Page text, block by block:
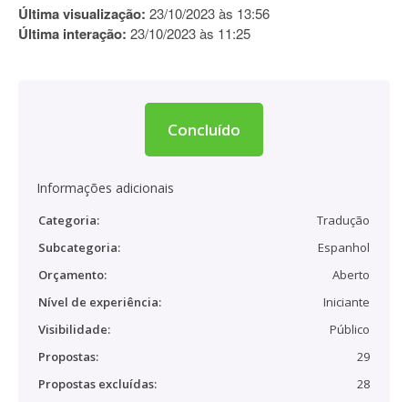
Última visualização: 23/10/2023 às 13:56
Última interação: 23/10/2023 às 11:25
Concluído
Informações adicionais
Categoria:
Tradução
Subcategoria:
Espanhol
Orçamento:
Aberto
Nível de experiência:
Iniciante
Visibilidade:
Público
Propostas:
29
Propostas excluídas:
28